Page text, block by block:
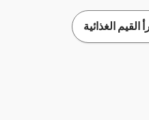
القيم الغذائية